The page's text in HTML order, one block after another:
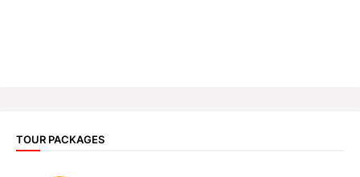
TOUR PACKAGES